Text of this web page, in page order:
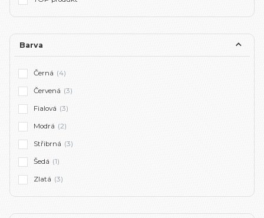
Barva
Černá (4)
Červená (3)
Fialová (3)
Modrá (2)
Střibrná (3)
Šedá (1)
Zlatá (3)